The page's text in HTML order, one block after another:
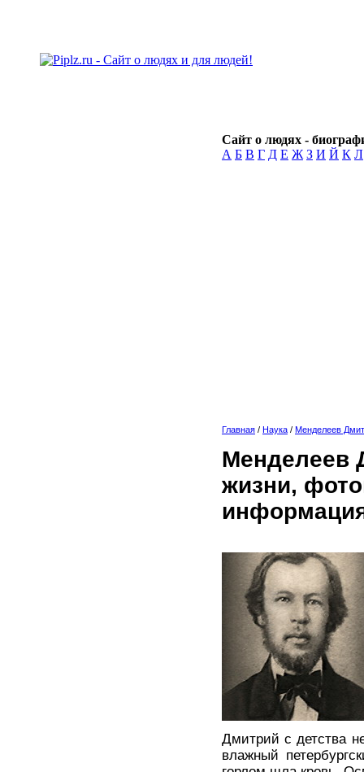
Сайт о людях -
А Б В Г Д Е Ж З И Й К Л
Главная / Наука / Менделеев
Менделеев
жизни,
Дмитрий с детства
влажный